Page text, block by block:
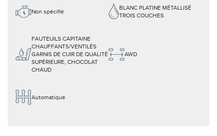
Non spécifié
BLANC PLATINE MÉTALLISÉ
TROIS COUCHES
FAUTEUILS CAPITAINE
CHAUFFANTS/VENTILÉS
GARNIS DE CUIR DE QUALITÉ
SUPÉRIEURE, CHOCOLAT
CHAUD
AWD
Automatique